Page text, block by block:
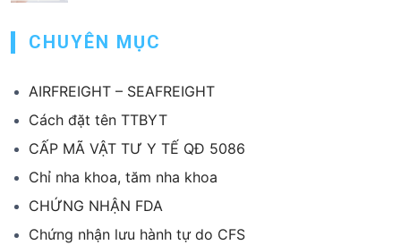
CHUYÊN MỤC
AIRFREIGHT – SEAFREIGHT
Cách đặt tên TTBYT
CẤP MÃ VẬT TƯ Y TẾ QĐ 5086
Chỉ nha khoa, tăm nha khoa
CHỨNG NHẬN FDA
Chứng nhận lưu hành tự do CFS